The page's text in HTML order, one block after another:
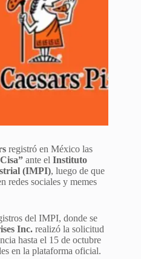
registró en México las
ante el Instituto
(IMPI), luego de que
redes sociales y memes
del IMPI, donde se
Inc. realizó la solicitud
hasta el 15 de octubre
en la plataforma oficial.